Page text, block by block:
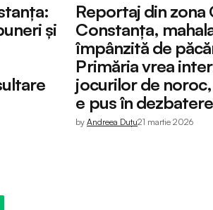
și
Reportaj din zona
Constanța,
împânzită de
Primăria vrea
jocurilor de
e pus în
by Andreea Duțu21 martie 2026